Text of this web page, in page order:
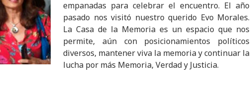
empanadas para celebrar el encuentro. El año
pasado nos visitó nuestro querido Evo Morales.
La Casa de la Memoria es un espacio que nos
permite, aún con posicionamientos políticos
diversos, mantener viva la memoria y continuar la
lucha por más Memoria, Verdad y Justicia.